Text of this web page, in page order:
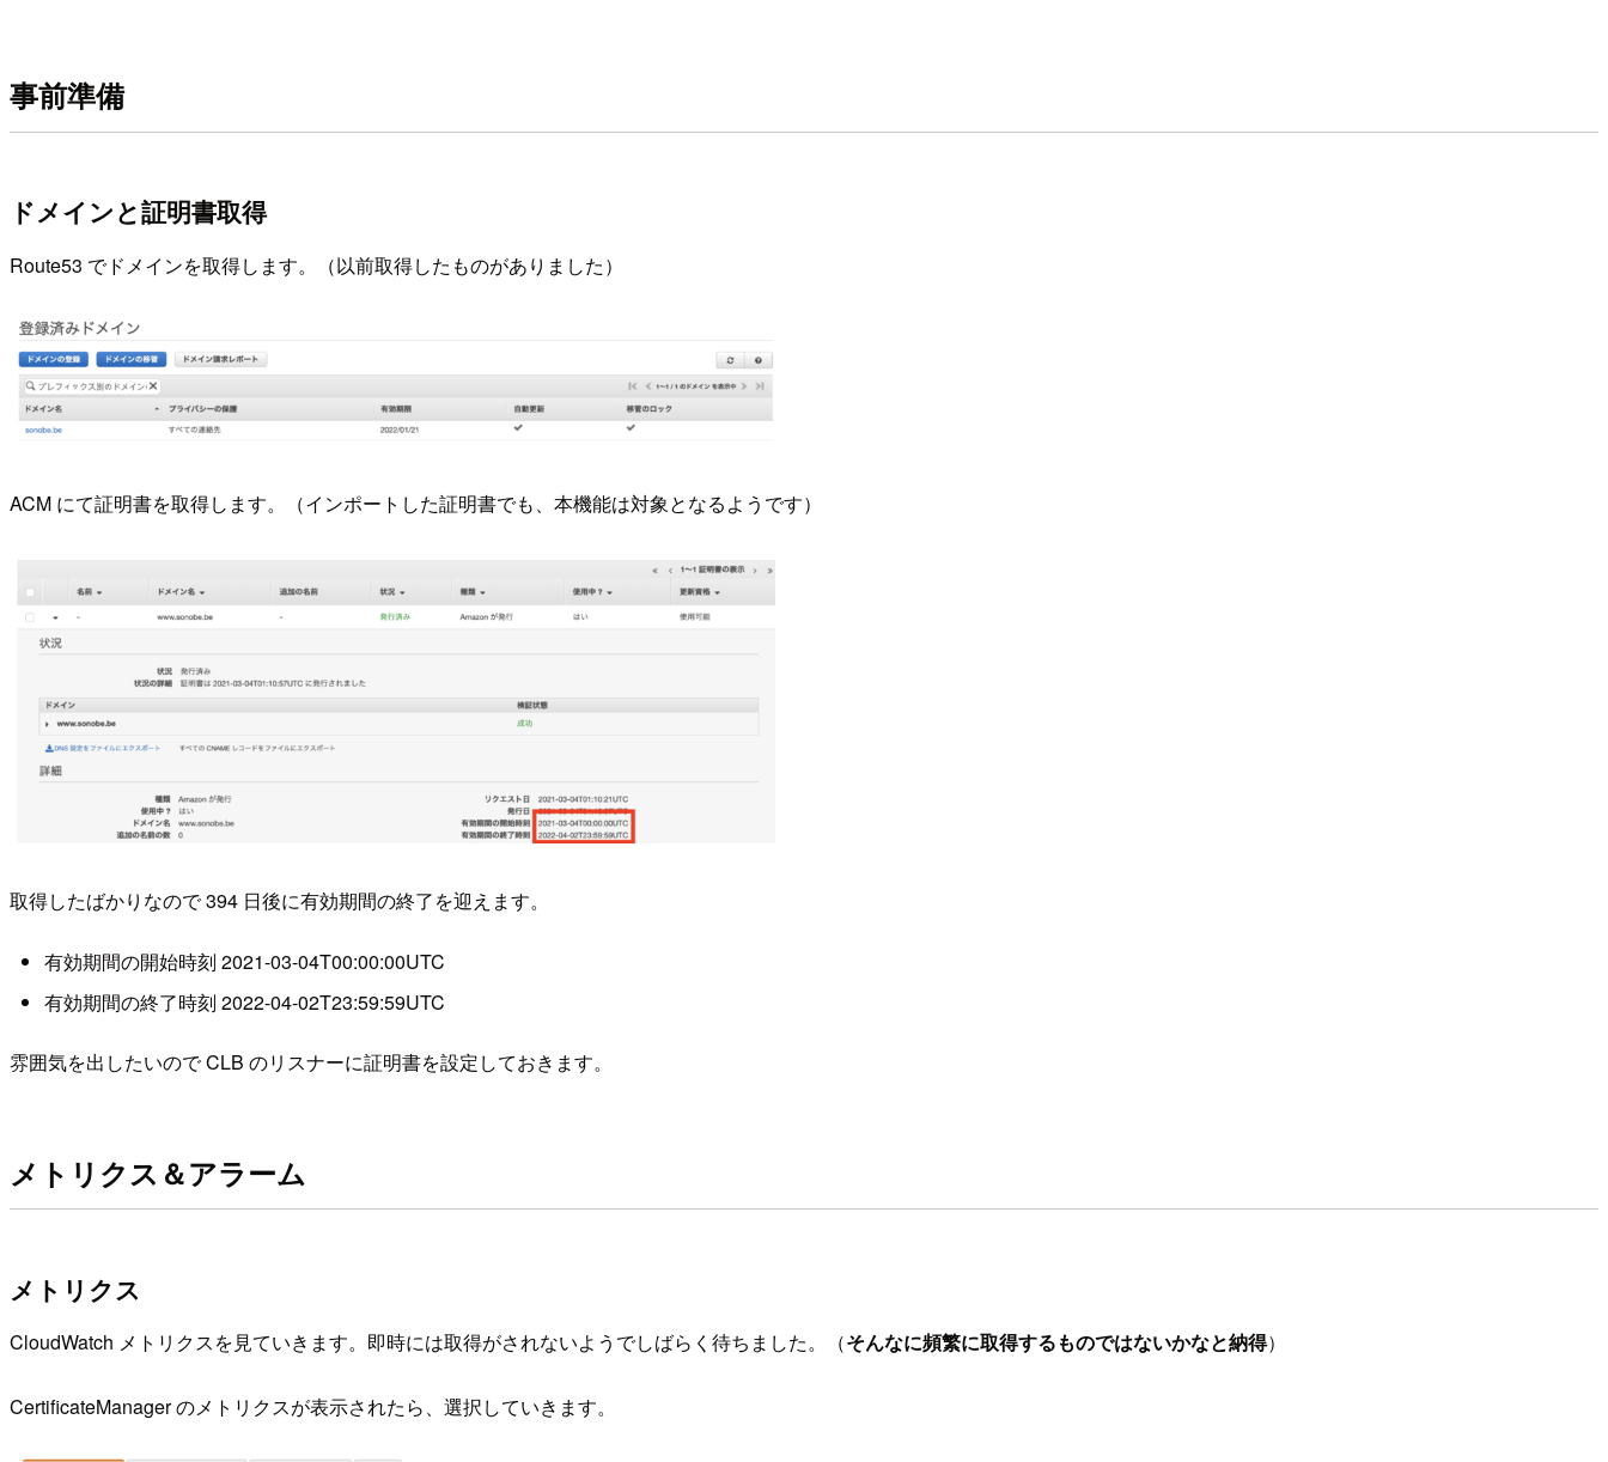
事前準備
ドメインと証明書取得
Route53 でドメインを取得します。（以前取得したものがありました）
ACM にて証明書を取得します。（インポートした証明書でも、本機能は対象となるようです）
取得したばかりなので 394 日後に有効期間の終了を迎えます。
有効期間の開始時刻 2021-03-04T00:00:00UTC
有効期間の終了時刻 2022-04-02T23:59:59UTC
雰囲気を出したいので CLB のリスナーに証明書を設定しておきます。
メトリクス＆アラーム
メトリクス
CloudWatch メトリクスを見ていきます。即時には取得がされないようでしばらく待ちました。（そんなに頻繁に取得するものではないかなと納得）
CertificateManager のメトリクスが表示されたら、選択していきます。